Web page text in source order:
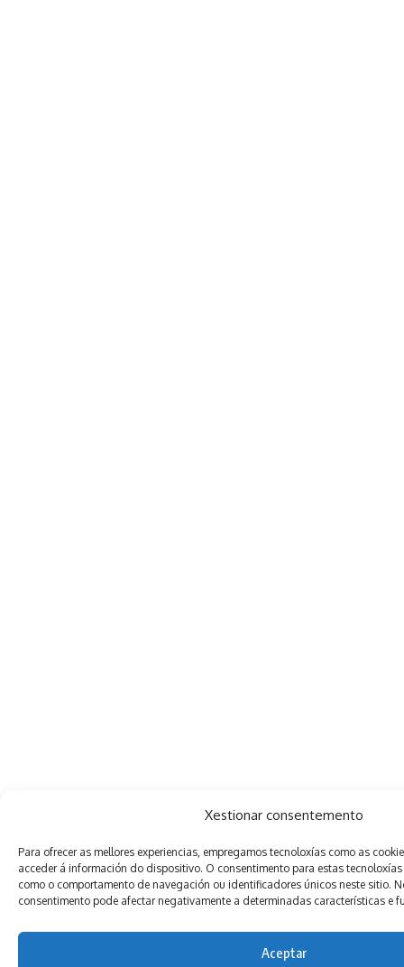
Xestionar consentemento
Para ofrecer as mellores experiencias, empregamos tecnoloxías como as
acceder á información do dispositivo. O consentimento para estas
como o comportamento de navegación ou identificadores únicos neste sitio.
consentimento pode afectar negativamente a determinadas características e
Aceptar